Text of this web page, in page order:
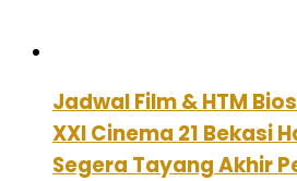
Jadwal Film & HTM
XXI Cinema 21 Bekasi
Segera Tayang Akhir